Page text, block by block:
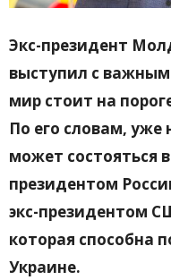
Экс-президент
выступил с
мир стоит на
По его словам,
может состояться
президентом
экс-президентом
которая способна
Украине.